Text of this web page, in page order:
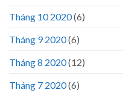
Tháng 10 2020(6)
Tháng 9 2020(6)
Tháng 8 2020(12)
Tháng 7 2020(6)